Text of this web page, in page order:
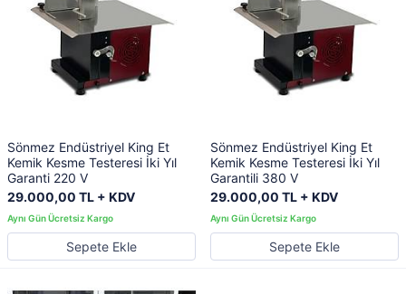
Sönmez Endüstriyel King Et
Kemik Kesme Testeresi İki Yıl
Garanti 220 V
29.000,00 TL + KDV
Sepete Ekle
Sönmez Endüstriyel King Et
Kemik Kesme Testeresi İki Yıl
Garantili 380 V
29.000,00 TL + KDV
Sepete Ekle